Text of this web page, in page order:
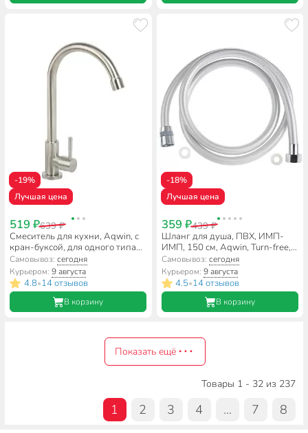
-19%
Лучшая цена
519 ₽639 ₽
Смеситель для кухни, Aqwin, с
кран-буксой, для одного типа
воды, сатин, A0042S
Самовывоз:сегодня
Курьером:9 августа
4.8•14 отзывов
В корзину
-18%
Лучшая цена
359 ₽439 ₽
Шланг для душа, ПВХ, ИМП-
ИМП, 150 см, Aqwin, Turn-free,
A49-15
Самовывоз: сегодня
Курьером: 9 августа
4.5•14 отзывов
В корзину
Показать ещё
Товары 1 - 32 из 237
1 2 3 4 ... 7 8